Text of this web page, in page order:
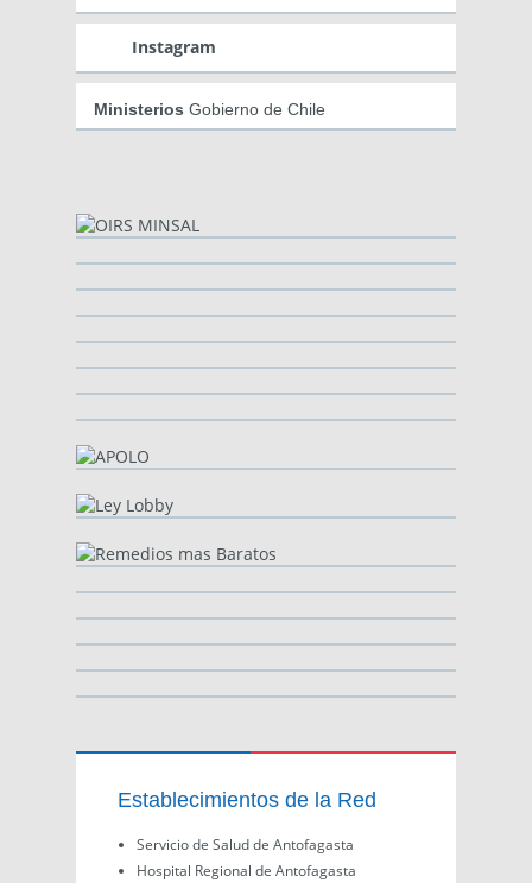
Instagram
Ministerios Gobierno de Chile
Establecimientos de la Red
Servicio de Salud de Antofagasta
Hospital Regional de Antofagasta